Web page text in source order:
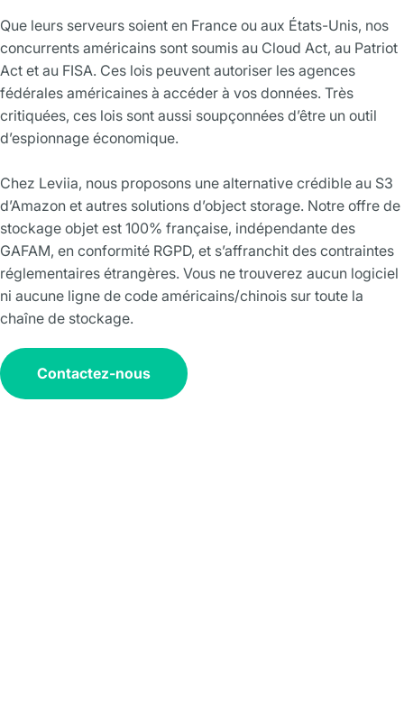
Que leurs serveurs soient en France ou aux États-Unis, nos
concurrents américains sont soumis au Cloud Act, au Patriot
Act et au FISA. Ces lois peuvent autoriser les agences
fédérales américaines à accéder à vos données. Très
critiquées, ces lois sont aussi soupçonnées d’être un outil
d’espionnage économique.
Chez Leviia, nous proposons une alternative crédible au S3
d’Amazon et autres solutions d’object storage. Notre offre de
stockage objet est 100% française, indépendante des
GAFAM, en conformité RGPD, et s’affranchit des contraintes
réglementaires étrangères. Vous ne trouverez aucun logiciel
ni aucune ligne de code américains/chinois sur toute la
chaîne de stockage.
Contactez-nous